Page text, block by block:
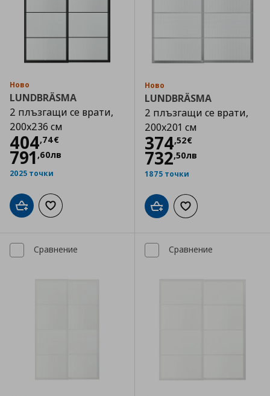
Ново
LUNDBRÄSMA
2 плъзгащи се врати,
200x236 см
404,74€
Цена404,74 €
791 ,60лв
2025 точки
Добави в кошницата
Добави към списъка с любими
Ново
LUNDBRÄSMA
2 плъзгащи се врати,
200x201 см
374,52€
Цена
732,50лв
1875 точки
Добави в кошницата
Добави към
Сравнение Сравнение